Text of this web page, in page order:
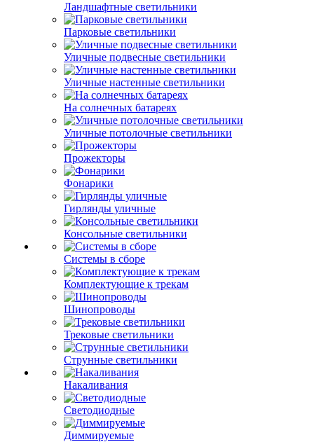
Ландшафтные светильники
Парковые светильники
Уличные подвесные светильники
Уличные настенные светильники
На солнечных батареях
Уличные потолочные светильники
Прожекторы
Фонарики
Гирлянды уличные
Консольные светильники
Системы в сборе
Комплектующие к трекам
Шинопроводы
Трековые светильники
Струнные светильники
Накаливания
Светодиодные
Диммируемые